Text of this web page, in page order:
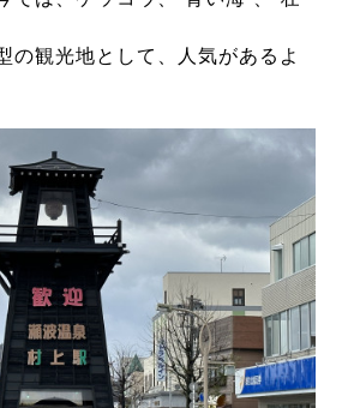
の観光地として、人気があるよ